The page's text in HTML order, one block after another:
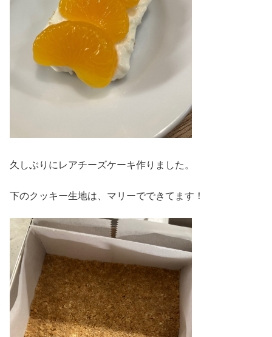
久しぶりにレアチーズケーキ作りました。
下のクッキー生地は、マリーでできてます！